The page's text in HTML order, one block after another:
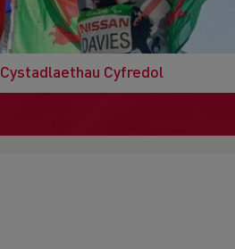
Cystadlaethau Cyfredol